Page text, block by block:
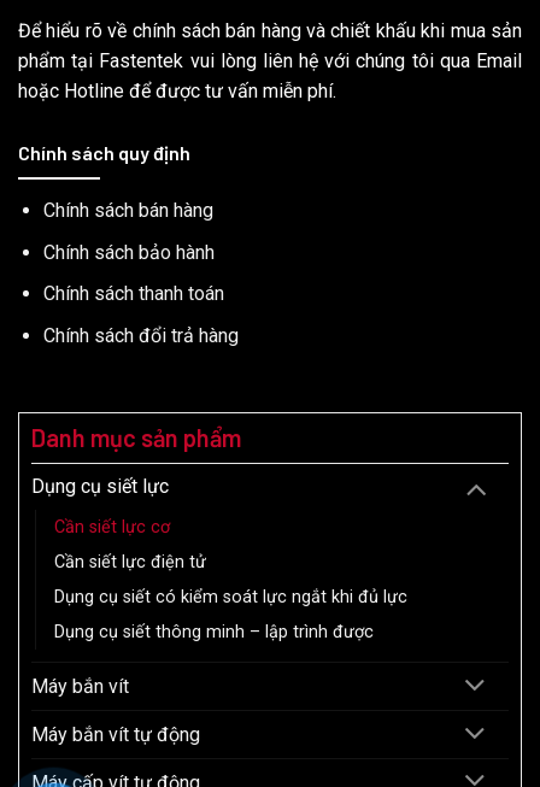
Để hiểu rõ về chính sách bán hàng và chiết khấu khi mua sản
phẩm tại Fastentek vui lòng liên hệ với chúng tôi qua Email
hoặc Hotline để được tư vấn miễn phí.
Chính sách quy định
Chính sách bán hàng
Chính sách bảo hành
Chính sách thanh toán
Chính sách đổi trả hàng
Danh mục sản phẩm
Dụng cụ siết lực
Cần siết lực cơ
Cần siết lực điện tử
Dụng cụ siết có kiểm soát lực ngắt khi đủ lực
Dụng cụ siết thông minh – lập trình được
Máy bắn vít
Máy bắn vít tự động